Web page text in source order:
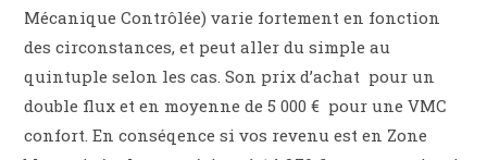
Mécanique Contrôlée) varie fortement en fonction
des circonstances, et peut aller du simple au
quintuple selon les cas. Son prix d’achat pour un
double flux et en moyenne de 5 000 € pour une VMC
confort. En conséqence si vos revenu est en Zone